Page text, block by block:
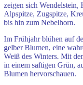
zeigen sich Wendelstein,
Alpspitze, Zugspitze,
bis hin zum Nebelhorn.
Im Frühjahr blühen auf
gelber Blumen, eine
Weiß des Winters. Mit
in einem saftigen Grün,
Blumen hervorschauen.